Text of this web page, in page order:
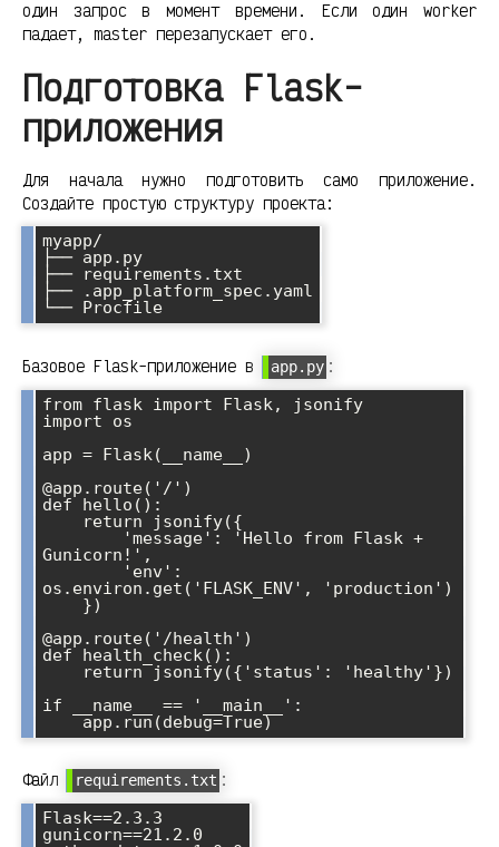
один запрос в момент времени. Если один worker
падает, master перезапускает его.
Подготовка Flask-
приложения
Для начала нужно подготовить само приложение.
Создайте простую структуру проекта:
myapp/
├── app.py
├── requirements.txt
├── .app_platform_spec.yaml
Базовое Flask-приложение в app.py :
from flask import Flask, jsonify
import os
app = Flask(__name__)
@app.route('/')
def hello():
Gunicorn!',
os.environ.get('FLASK_ENV', 'production')
@app.route('/health')
def health_check():
if __name__ == '__main__':
Файл requirements.txt :
Flask==2.3.3
gunicorn==21.2.0